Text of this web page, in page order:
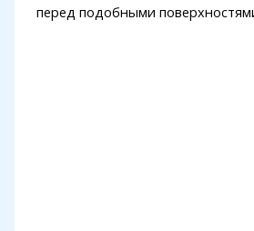
перед подобными